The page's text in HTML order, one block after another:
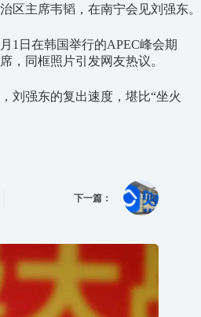
区主席韦韬，在南宁会见刘强东。
1日在韩国举行的APEC峰会期
，同框照片引发网友热议。
刘强东的复出速度，堪比“坐火
下一篇：